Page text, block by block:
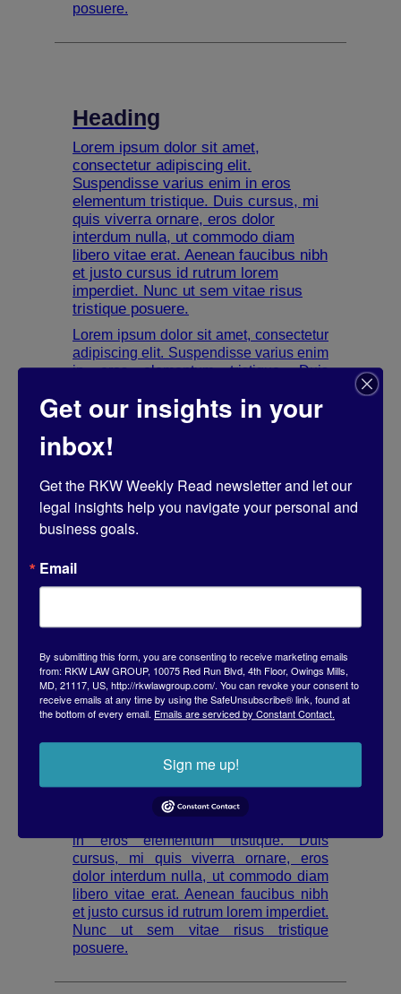
posuere.
Heading
Lorem ipsum dolor sit amet,
consectetur adipiscing elit.
Suspendisse varius enim in eros
elementum tristique. Duis cursus, mi
quis viverra ornare, eros dolor
interdum nulla, ut commodo diam
libero vitae erat. Aenean faucibus nibh
et justo cursus id rutrum lorem
imperdiet. Nunc ut sem vitae risus
tristique posuere.
Lorem ipsum dolor sit amet, consectetur
adipiscing elit. Suspendisse varius enim
in eros elementum tristique. Duis
dolor interdum nulla, ut commodo diam
libero vitae erat. Aenean faucibus nibh
et justo cursus id rutrum lorem imperdiet.
Nunc ut sem vitae risus tristique
posuere.
Heading
Suspendisse varius enim in eros
elementum tristique. Duis cursus, mi
quis viverra ornare, eros dolor
interdum nulla, ut commodo diam
libero vitae erat. Aenean faucibus nibh
et justo cursus id rutrum lorem
imperdiet. Nunc ut sem vitae risus
tristique posuere.
Lorem ipsum dolor sit amet, consectetur
in eros elementum tristique. Duis
cursus, mi quis viverra ornare, eros
dolor interdum nulla, ut commodo diam
libero vitae erat. Aenean faucibus nibh
et justo cursus id rutrum lorem imperdiet.
Nunc ut sem vitae risus tristique
posuere.
Get our insights in your
inbox!
Get the RKW Weekly Read newsletter and let our
legal insights help you navigate your personal and
business goals.
Email
By submitting this form, you are consenting to receive marketing emails
from: RKW LAW GROUP, 10075 Red Run Blvd, 4th Floor, Owings Mills,
MD, 21117, US, http://rkwlawgroup.com/. You can revoke your consent to
receive emails at any time by using the SafeUnsubscribe® link, found at
the bottom of every email. Emails are serviced by Constant Contact.
Sign me up!